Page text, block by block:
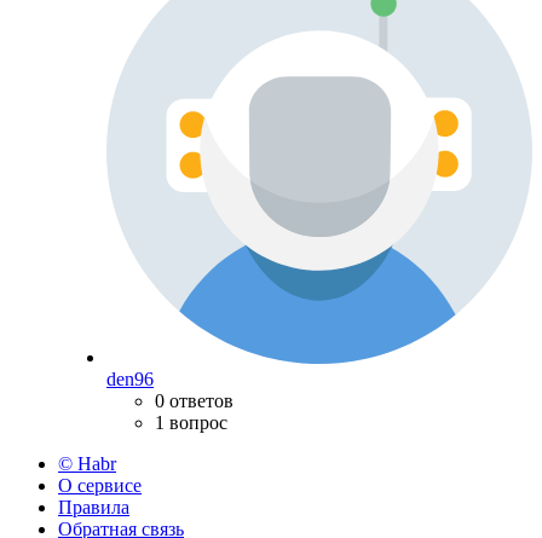
den96
0 ответов
1 вопрос
© Habr
О сервисе
Правила
Обратная связь